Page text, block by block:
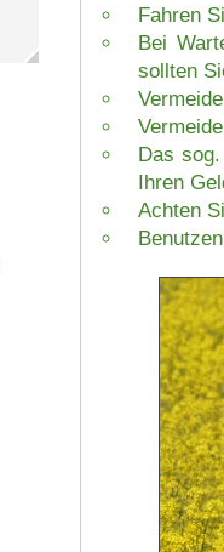
Fahren
Bei
sollten
Das
Ihren
Achten